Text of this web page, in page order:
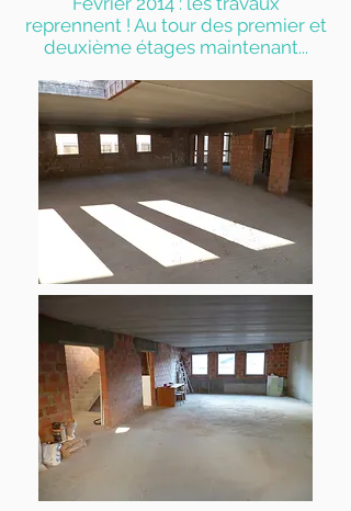
reprennent ! Au tour des premier et
deuxième étages maintenant...